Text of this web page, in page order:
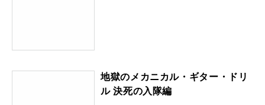
地獄のメカニカル・ギター・ドリ
ル 決死の入隊編